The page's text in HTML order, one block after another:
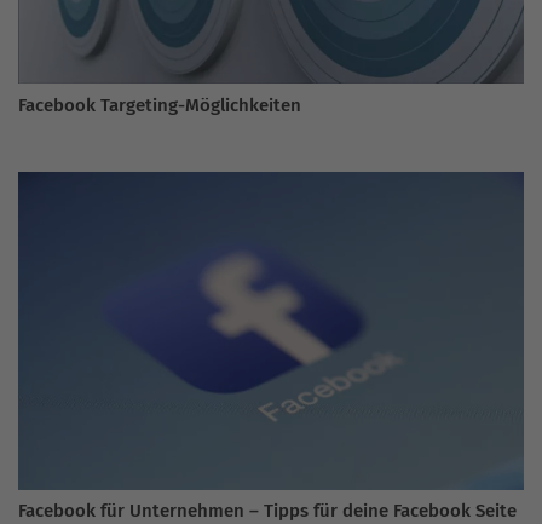
Facebook Targeting-Möglichkeiten
Facebook für Unternehmen – Tipps für deine Facebook Seite